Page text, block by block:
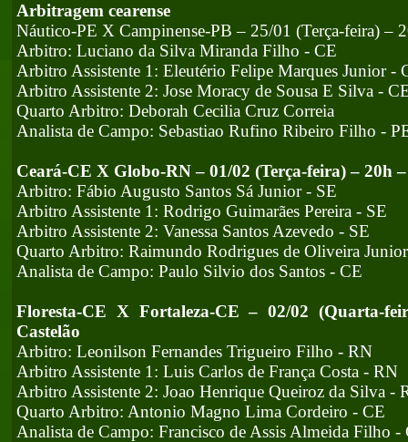
Arbitragem cearense
Náutico-PE X Campinense-PB – 25/01 (Terça-feira) –
Arbitro: Luciano da Silva Miranda Filho - CE
Arbitro Assistente 1: Eleutério Felipe Marques Junior -
Arbitro Assistente 2: Jose Moracy de Sousa E Silva -
Quarto Arbitro: Deborah Cecilia Cruz Correia
Analista de Campo: Sebastiao Rufino Ribeiro Filho -
Ceará-CE X Globo-RN – 01/02 (Terça-feira) – 20h
Arbitro: Fábio Augusto Santos Sá Junior - SE
Arbitro Assistente 1: Rodrigo Guimarães Pereira - SE
Arbitro Assistente 2: Vanessa Santos Azevedo - SE
Quarto Arbitro: Raimundo Rodrigues de Oliveira
Analista de Campo: Paulo Silvio dos Santos - CE
Floresta-CE X Fortaleza-CE – 02/02 (Quarta-
Castelão
Arbitro: Leonilson Fernandes Trigueiro Filho - RN
Arbitro Assistente 1: Luis Carlos de França Costa - RN
Arbitro Assistente 2: Joao Henrique Queiroz da Silva -
Quarto Arbitro: Antonio Magno Lima Cordeiro - CE
Analista de Campo: Francisco de Assis Almeida Filho -